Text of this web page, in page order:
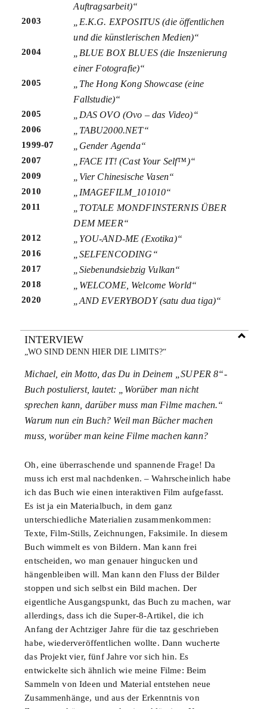
Auftragsarbeit)“
2003
„E.K.G. EXPOSITUS (die öffentlichen
und die künstlerischen Medien)“
2004
„BLUE BOX BLUES (die Inszenierung
einer Fotografie)“
2005
„The Hong Kong Showcase (eine
Fallstudie)“
2005 „DAS OVO (Ovo – das Video)“
2006 „TABU2000.NET“
1999-07 „Gender Agenda“
2007 „FACE IT! (Cast Your Self™)“
2009 „Vier Chinesische Vasen“
2010 „IMAGEFILM_101010“
2011
„TOTALE MONDFINSTERNIS ÜBER
DEM MEER“
2012 „YOU-AND-ME (Exotika)“
2016 „SELFENCODING“
2017 „Siebenundsiebzig Vulkan“
2018 „WELCOME, Welcome World“
2020 „AND EVERYBODY (satu dua tiga)“
INTERVIEW
„WO SIND DENN HIER DIE LIMITS?“
Michael, ein Motto, das Du in Deinem „SUPER 8“-
Buch postulierst, lautet: „Worüber man nicht
sprechen kann, darüber muss man Filme machen.“
Warum nun ein Buch? Weil man Bücher machen
muss, worüber man keine Filme machen kann?
Oh, eine überraschende und spannende Frage! Da
muss ich erst mal nachdenken. – Wahrscheinlich habe
ich das Buch wie einen interaktiven Film aufgefasst.
Es ist ja ein Materialbuch, in dem ganz
unterschiedliche Materialien zusammenkommen:
Texte, Film-Stills, Zeichnungen, Faksimile. In diesem
Buch wimmelt es von Bildern. Man kann frei
entscheiden, wo man genauer hingucken und
hängenbleiben will. Man kann den Fluss der Bilder
stoppen und sich selbst ein Bild machen. Der
eigentliche Ausgangspunkt, das Buch zu machen, war
allerdings, dass ich die Super-8-Artikel, die ich
Anfang der Achtziger Jahre für die taz geschrieben
habe, wiederveröffentlichen wollte. Dann wucherte
das Projekt vier, fünf Jahre vor sich hin. Es
entwickelte sich ähnlich wie meine Filme: Beim
Sammeln von Ideen und Material entstehen neue
Zusammenhänge, und aus der Erkenntnis von